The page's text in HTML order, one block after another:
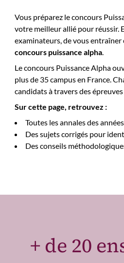
Vous préparez le concours
votre meilleur allié pour réussir.
examinateurs, de vous
concours puissance alpha
Le concours Puissance Alpha
plus de 35 campus en France.
candidats à travers des
Sur cette page, retrouvez :
Toutes les annales des
Des sujets corrigés pour
Des conseils
+ de 20